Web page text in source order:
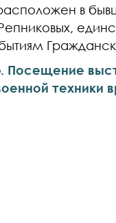
в
Посещение
техники